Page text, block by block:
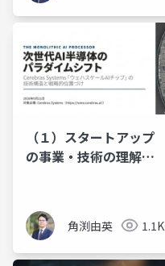
（１）スタートアップ
の事業・技術の理解～
角渕由英 1.1K